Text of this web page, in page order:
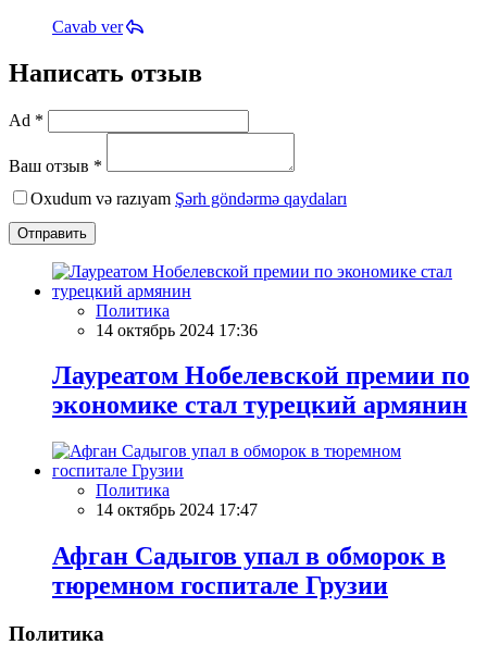
Cavab ver
Написать отзыв
Ad *
Ваш отзыв *
Oxudum və razıyam Şərh göndərmə qaydaları
Отправить
Политика
14 октябрь 2024 17:36
Лауреатом Нобелевской премии по
экономике стал турецкий армянин
Политика
14 октябрь 2024 17:47
Афган Садыгов упал в обморок в
тюремном госпитале Грузии
Политика